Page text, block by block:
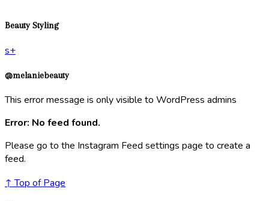
Beauty Styling
s+
@melaniebeauty
This error message is only visible to WordPress admins
Error: No feed found.
Please go to the Instagram Feed settings page to create a
feed.
↑ Top of Page